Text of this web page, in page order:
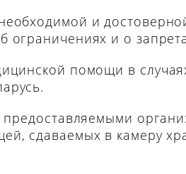
и
ограничениях и о
помощи в
сдаваемых в камеру